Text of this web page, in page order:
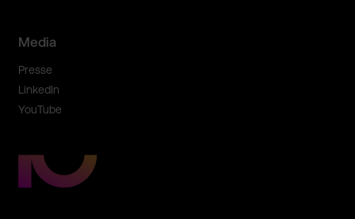
Media
Presse
LinkedIn
YouTube